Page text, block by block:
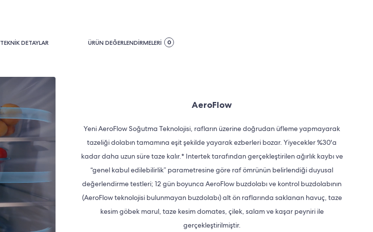
TEKNİK DETAYLAR ÜRÜN DEĞERLENDİRMELERİ 0
AeroFlow
Yeni AeroFlow Soğutma Teknolojisi, rafların üzerine doğrudan üfleme yapmayarak
tazeliği dolabın tamamına eşit şekilde yayarak ezberleri bozar. Yiyecekler %30'a
kadar daha uzun süre taze kalır.* Intertek tarafından gerçekleştirilen ağırlık kaybı ve
“genel kabul edilebilirlik” parametresine göre raf ömrünün belirlendiği duyusal
değerlendirme testleri; 12 gün boyunca AeroFlow buzdolabı ve kontrol buzdolabının
(AeroFlow teknolojisi bulunmayan buzdolabı) alt ön raflarında saklanan havuç, taze
kesim göbek marul, taze kesim domates, çilek, salam ve kaşar peyniri ile
gerçekleştirilmiştir.